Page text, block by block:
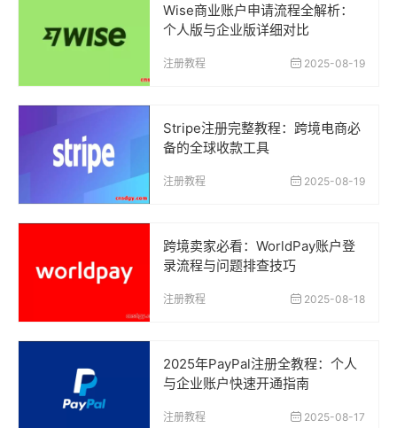
Wise商业账户申请流程全解析：
个人版与企业版详细对比
注册教程 2025-08-19
Stripe注册完整教程：跨境电商必
备的全球收款工具
注册教程 2025-08-19
跨境卖家必看：WorldPay账户登
录流程与问题排查技巧
注册教程 2025-08-18
2025年PayPal注册全教程：个人
与企业账户快速开通指南
注册教程 2025-08-17